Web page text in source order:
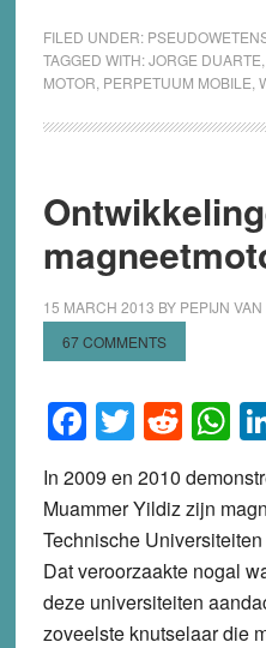
FILED UNDER:
TAGGED WITH:JORGE DUARTE
MOTOR PERPETUUM MOBILE
15 MARCH 2013 BY PEPIJN
67 COMMENTS
Facebook
Twitter
In 2009 en 2010
Muammer Yildiz zijn
Technische
Dat veroorzaakte nogal
deze universiteiten
zoveelste knutselaar die